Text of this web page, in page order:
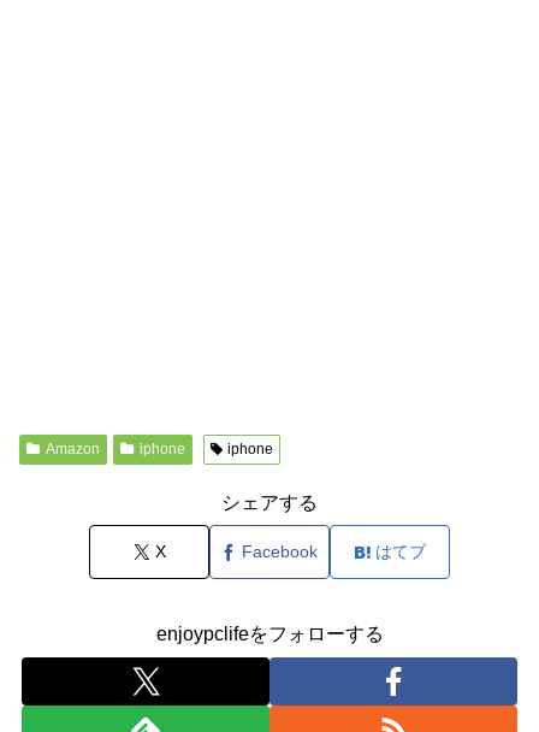
Amazon iphone iphone
シェアする
X Facebook はてブ
enjoypclifeをフォローする